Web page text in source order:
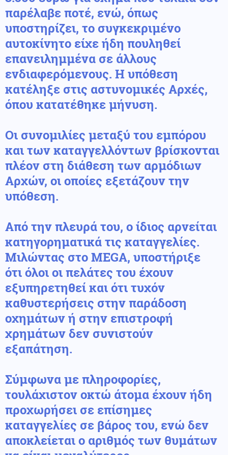
παρέλαβε ποτέ, ενώ, όπως
υποστηρίζει, το συγκεκριμένο
αυτοκίνητο είχε ήδη πουληθεί
επανειλημμένα σε άλλους
ενδιαφερόμενους. Η υπόθεση
κατέληξε στις αστυνομικές Αρχές,
όπου κατατέθηκε μήνυση.
Οι συνομιλίες μεταξύ του εμπόρου
και των καταγγελλόντων βρίσκονται
πλέον στη διάθεση των αρμόδιων
Αρχών, οι οποίες εξετάζουν την
υπόθεση.
Από την πλευρά του, ο ίδιος αρνείται
κατηγορηματικά τις καταγγελίες.
Μιλώντας στο MEGA, υποστήριξε
ότιόλοι οι πελάτες του έχουν
εξυπηρετηθεί και ότι τυχόν
καθυστερήσεις στην παράδοση
οχημάτων ή στην επιστροφή
χρημάτων δεν συνιστούν
εξαπάτηση.
Σύμφωνα με πληροφορίες,
τουλάχιστον οκτώ άτομα έχουν ήδη
προχωρήσει σε επίσημες
καταγγελίες σε βάρος του, ενώ δεν
αποκλείεται ο αριθμός των θυμάτων